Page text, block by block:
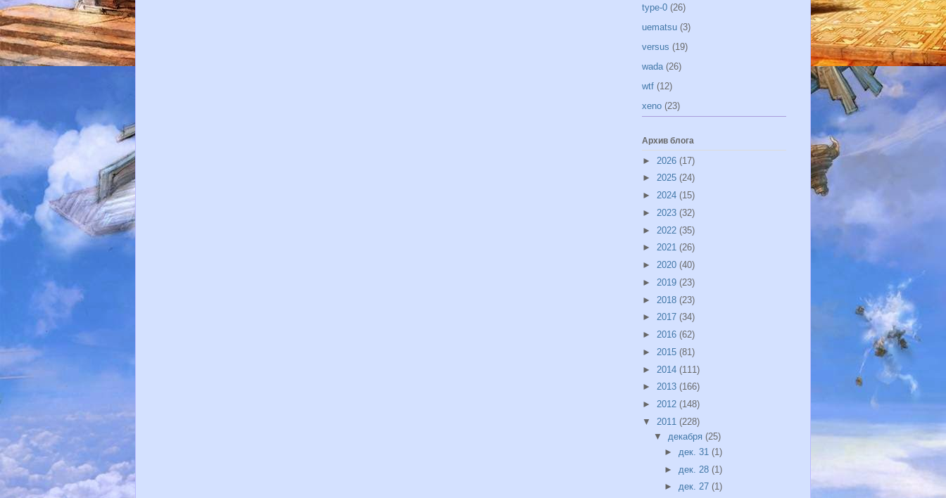
type-0 (26)
uematsu (3)
versus (19)
wada (26)
wtf (12)
xeno (23)
Архив блога
► 2026 (17)
► 2025 (24)
► 2024 (15)
► 2023 (32)
► 2022 (35)
► 2021 (26)
► 2020 (40)
► 2019 (23)
► 2018 (23)
► 2017 (34)
► 2016 (62)
► 2015 (81)
► 2014 (111)
► 2013 (166)
► 2012 (148)
▼ 2011 (228)
▼ декабря (25)
► дек. 31(1)
► дек. 28(1)
►дек. 27(1)